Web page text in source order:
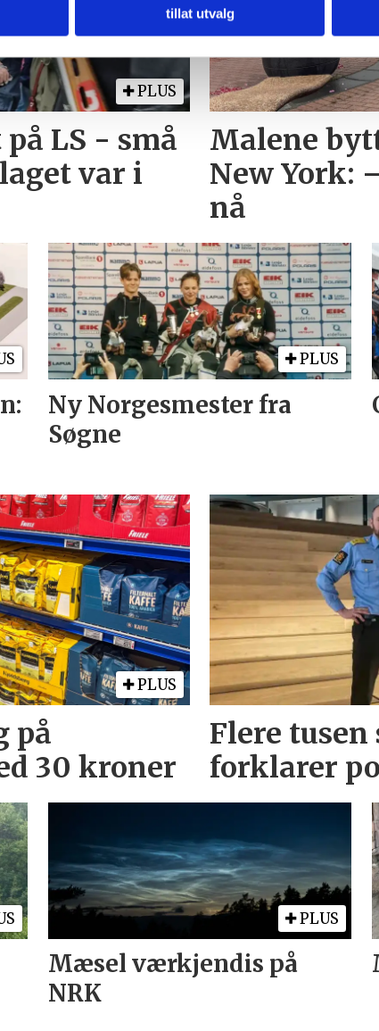
analysearbeid, som kan kombinere den med annen
gjennom din bruk av tjenestene deres.
tillat utvalg
PLUS
LS - små
var i
Malene
New York:
nå
PLUS
Ny Norgesmester fra
Søgne
PLUS
på
30 kroner
Flere
forklarer
PLUS
Mæsel værkjendis på
NRK